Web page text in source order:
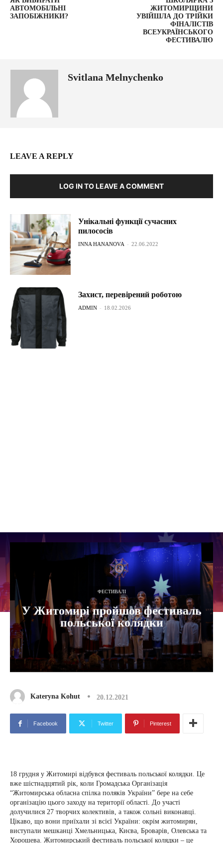
АВТОМОБІЛЬНІ
ЗАПОБІЖНИКИ?
ЖИТОМИРЩИНИ
УВІЙШЛА ДО ТРІЙКИ
ФІНАЛІСТІВ
ВСЕУКРАЇНСЬКОГО
ФЕСТИВАЛЮ
Svitlana Melnychenko
LEAVE A REPLY
LOG IN TO LEAVE A COMMENT
Унікальні функції сучасних
пилососів
INNA HANANOVA - 22.06.2022
Захист, перевірений роботою
ADMIN - 18.02.2026